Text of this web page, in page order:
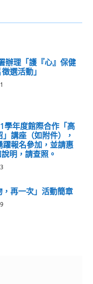
辦理「護『心』保健
選活動」
學年度館際合作「高
講座（如附件），
報名參加，並請惠
明，請查照。
再一次」活動簡章